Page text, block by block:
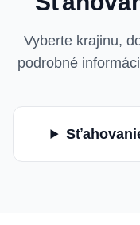
Vyberte krajinu,
podrobné